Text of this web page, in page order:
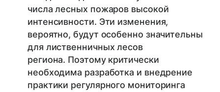
числа лесных пожаров высокой
интенсивности. Эти изменения,
вероятно, будут особенно значительны
для лиственничных лесов
региона. Поэтому критически
необходима разработка и внедрение
практики регулярного мониторинга